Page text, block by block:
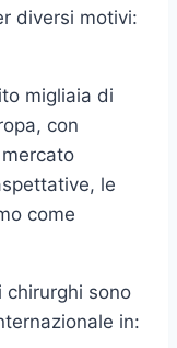
diversi motivi:
migliaia di
con
le
come
chirurghi sono
in: